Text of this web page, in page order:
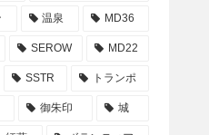
温泉 MD36
SEROW MD22
SSTR トランポ
御朱印 城